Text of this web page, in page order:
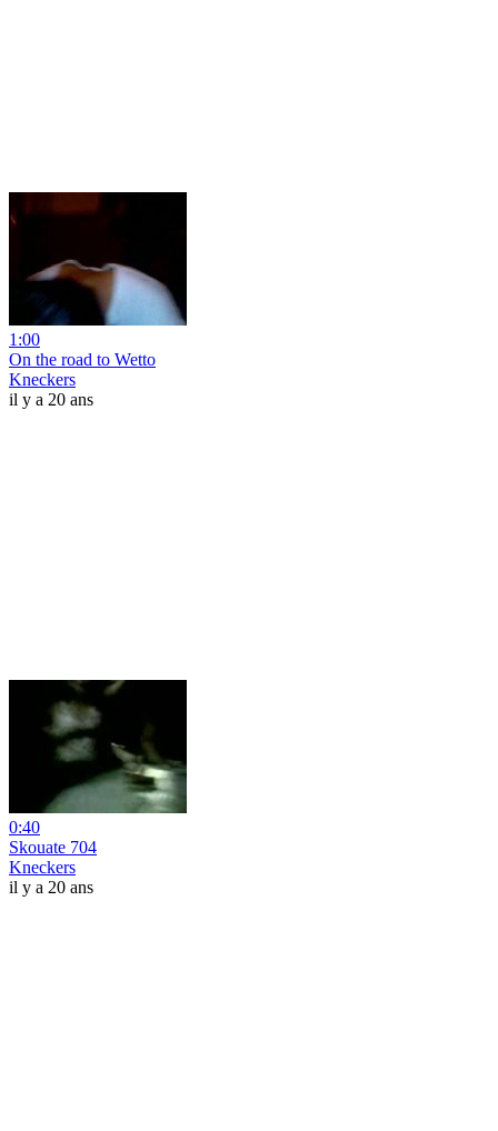
1:00
On the road to Wetto
Kneckers
il y a 20 ans
0:40
Skouate 704
Kneckers
il y a 20 ans